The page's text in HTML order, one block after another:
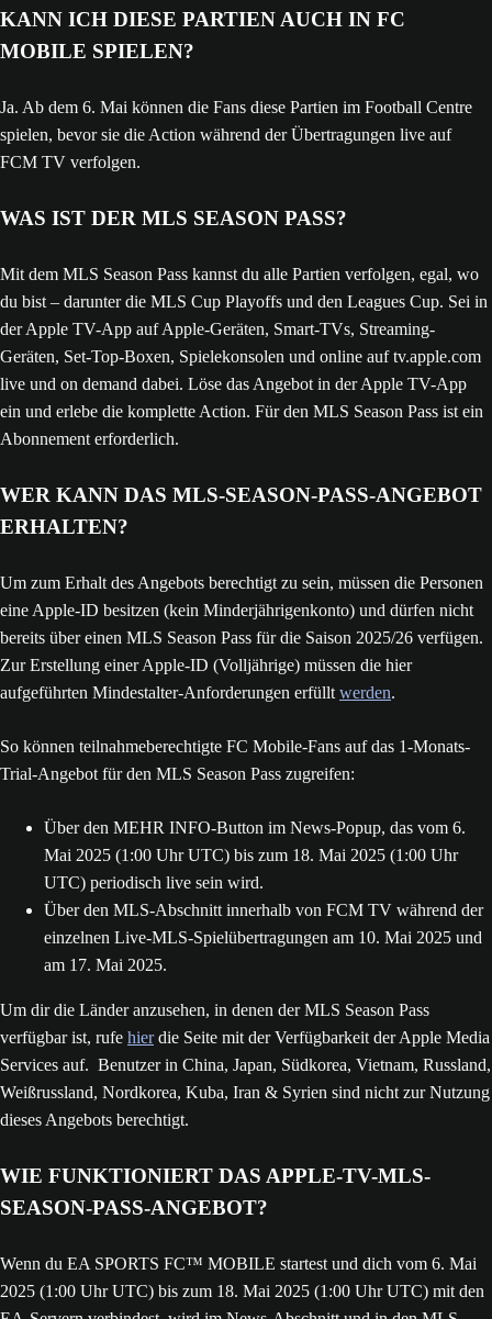
KANN ICH DIESE PARTIEN AUCH IN FC
MOBILE SPIELEN?
Ja. Ab dem 6. Mai können die Fans diese Partien im Football Centre
spielen, bevor sie die Action während der Übertragungen live auf
FCM TV verfolgen.
WAS IST DER MLS SEASON PASS?
Mit dem MLS Season Pass kannst du alle Partien verfolgen, egal, wo
du bist – darunter die MLS Cup Playoffs und den Leagues Cup. Sei in
der Apple TV-App auf Apple-Geräten, Smart-TVs, Streaming-
Geräten, Set-Top-Boxen, Spielekonsolen und online auf tv.apple.com
live und on demand dabei. Löse das Angebot in der Apple TV-App
ein und erlebe die komplette Action. Für den MLS Season Pass ist ein
Abonnement erforderlich.
WER KANN DAS MLS-SEASON-PASS-ANGEBOT
ERHALTEN?
Um zum Erhalt des Angebots berechtigt zu sein, müssen die Personen
eine Apple-ID besitzen (kein Minderjährigenkonto) und dürfen nicht
bereits über einen MLS Season Pass für die Saison 2025/26 verfügen.
Zur Erstellung einer Apple-ID (Volljährige) müssen die hier
aufgeführten Mindestalter-Anforderungen erfüllt werden.
So können teilnahmeberechtigte FC Mobile-Fans auf das 1-Monats-
Trial-Angebot für den MLS Season Pass zugreifen:
Über den MEHR INFO-Button im News-Popup, das vom 6.
Mai 2025 (1:00 Uhr UTC) bis zum 18. Mai 2025 (1:00 Uhr
UTC) periodisch live sein wird.
Über den MLS-Abschnitt innerhalb von FCM TV während der
einzelnen Live-MLS-Spielübertragungen am 10. Mai 2025 und
am 17. Mai 2025.
Um dir die Länder anzusehen, in denen der MLS Season Pass
verfügbar ist, rufe hierdie Seite mit der Verfügbarkeit der Apple Media
Services auf. Benutzer in China, Japan, Südkorea, Vietnam, Russland,
Weißrussland, Nordkorea, Kuba, Iran & Syrien sind nicht zur Nutzung
dieses Angebots berechtigt.
WIE FUNKTIONIERT DAS APPLE-TV-MLS-
SEASON-PASS-ANGEBOT?
Wenn du EA SPORTS FC™ MOBILE startest und dich vom 6. Mai
2025 (1:00 Uhr UTC) bis zum 18. Mai 2025 (1:00 Uhr UTC) mit den